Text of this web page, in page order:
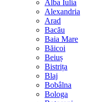
Alba Iulia
Alexandria
Arad
Bacău
Baia Mare
Băicoi
Beiuș
Bistrița
Blaj
Bobâlna
Bologa